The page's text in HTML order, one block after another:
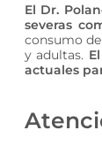
El Dr.
severas
consumo
y adultas.
actuales